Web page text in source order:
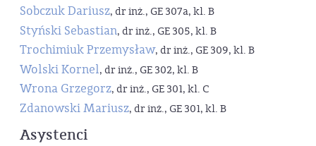
Sobczuk Dariusz, dr inż., GE 307a, kl. B
Styński Sebastian, dr inż., GE 305, kl. B
Trochimiuk Przemysław, dr inż., GE 309, kl. B
Wolski Kornel, dr inż., GE 302, kl. B
Wrona Grzegorz, dr inż., GE 301, kl. C
Zdanowski Mariusz, dr inż., GE 301, kl. B
Asystenci